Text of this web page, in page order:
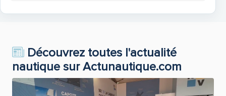
Découvrez toutes l'actualité
nautique sur Actunautique.com